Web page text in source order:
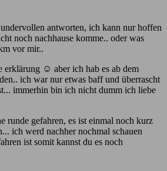
antworten, ich kann nur hoffen
noch nachhause komme.. oder was
vor mir..
erklärung ☺️ aber ich hab es ab dem
ich war nur etwas baff und überrascht
immerhin bin ich nicht dumm ich liebe
runde gefahren, es ist einmal noch kurz
ich werd nachher nochmal schauen
ist somit kannst du es noch